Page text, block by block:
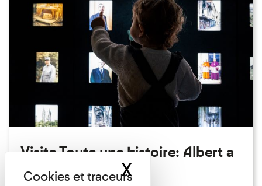
Visite Toute une histoire: Albert a
perdu son chapeau!
XMasquer le